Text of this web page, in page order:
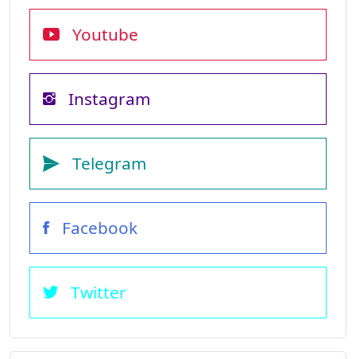
Youtube
Instagram
Telegram
Facebook
Twitter